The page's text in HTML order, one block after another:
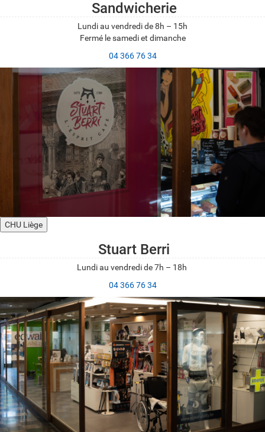
Sandwicherie
Lundi au vendredi de 8h – 15h
Fermé le samedi et dimanche
04 366 76 34
CHU Liège
Stuart Berri
Lundi au vendredi de 7h – 18h
04 366 76 34